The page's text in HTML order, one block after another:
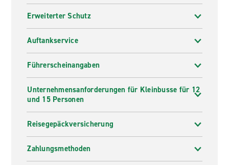
Erweiterter Schutz
Auftankservice
Führerscheinangaben
Unternehmensanforderungen für Kleinbusse für 12
und 15 Personen
Reisegepäckversicherung
Zahlungsmethoden